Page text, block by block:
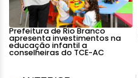
Prefeitura de Rio Branco
apresenta investimentos na
educação infantil a
conselheiras do TCE-AC